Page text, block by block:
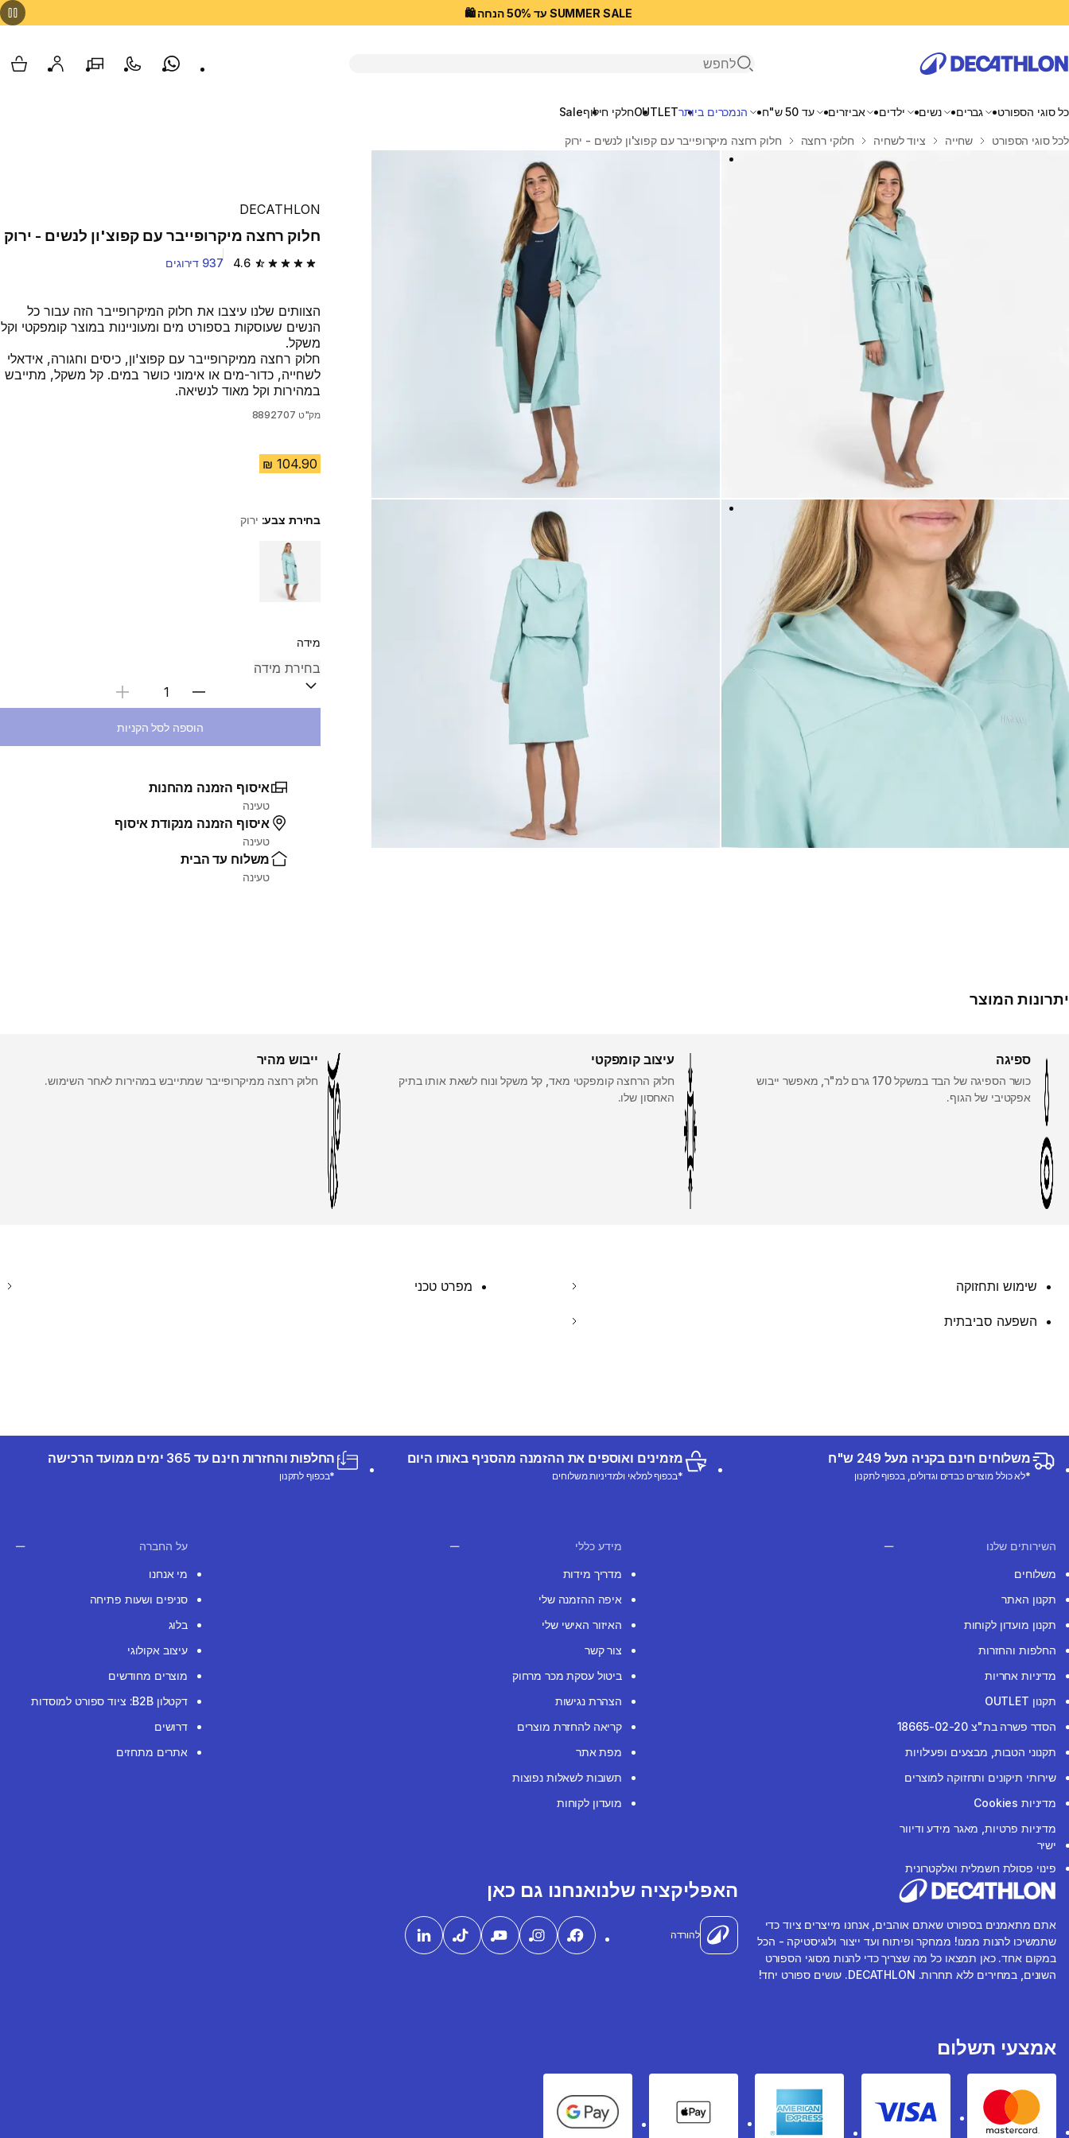
SUMMER SALE עד 50% הנחה 🛍️
פתיחת חיפוש
Whatsappצור קשרהסניפים שלנוהחשבון שלי
כל סוגי הספורט גברים נשים ילדים אביזרים עד 50 ש"ח הנמכרים ביותרOUTLETחלקי חילוףSale
בית
לכל סוגי הספורט שחייה ציוד לשחיה חלוקי רחצה חלוק רחצה מיקרופייבר עם קפוצ'ון לנשים - ירוק
DECATHLON
חלוק רחצה מיקרופייבר עם קפוצ'ון לנשים - ירוק
4.6 4.6 out of 5 stars from 937 reviews 937 דירוגים
הצוותים שלנו עיצבו את חלוק המיקרופייבר הזה עבור כל
הנשים שעוסקות בספורט מים ומעוניינות במוצר קומפקטי וקל
משקל.
חלוק רחצה ממיקרופייבר עם קפוצ'ון, כיסים וחגורה, אידאלי
לשחייה, כדור-מים או אימוני כושר במים. קל משקל, מתייבש
במהירות וקל מאוד לנשיאה.
מק"ט 8892707
בחירת צבע: ירוק
Choose a variant
מידה
בחירת כמות
הוספה לסל הקניות
איסוף הזמנה מהחנות
טעינה
איסוף הזמנה מנקודת איסוף
טעינה
משלוח עד הבית
טעינה
יתרונות המוצר
ספיגה
כושר הספיגה של הבד במשקל 170 גרם למ"ר, מאפשר ייבוש
אפקטיבי של הגוף.
עיצוב קומפקטי
חלוק הרחצה קומפקטי מאד, קל משקל ונוח לשאת אותו בתיק
האחסון שלו.
ייבוש מהיר
חלוק רחצה ממיקרופייבר שמתייבש במהירות לאחר השימוש.
שימוש ותחזוקה מפרט טכני
השפעה סביבתית
משלוחים חינם בקניה מעל 249 ש"ח
*לא כולל מוצרים כבדים וגדולים, בכפוף לתקנון
מזמינים ואוספים את ההזמנה מהסניף באותו היום
*בכפוף למלאי ולמדיניות משלוחים
החלפות והחזרות חינם עד 365 ימים ממועד הרכישה
*בכפוף לתקנון
השירותים שלנו
משלוחים
תקנון האתר
תקנון מועדון לקוחות
החלפות והחזרות
מדיניות אחריות
תקנון OUTLET
הסדר פשרה בת"צ 18665-02-20
תקנוני הטבות, מבצעים ופעילויות
שירותי תיקונים ותחזוקה למוצרים
מדיניות Cookies
מדיניות פרטיות, מאגר מידע ודיוור
ישיר
פינוי פסולת חשמלית ואלקטרונית
מידע כללי
מדריך מידות
איפה ההזמנה שלי
האיזור האישי שלי
צור קשר
ביטול עסקת מכר מרחוק
הצהרת נגישות
קריאה להחזרת מוצרים
מפת אתר
תשובות לשאלות נפוצות
מועדון לקוחות
על החברה
מי אנחנו
סניפים ושעות פתיחה
בלוג
עיצוב אקולוגי
מוצרים מחודשים
דקטלון B2B: ציוד ספורט למוסדות
דרושים
אתרים מתחזים
אתם מתאמנים בספורט שאתם אוהבים, אנחנו מייצרים ציוד כדי
שתמשיכו להנות ממנו! ממחקר ופיתוח ועד ייצור ולוגיסטיקה - הכל
במקום אחד. כאן תמצאו כל מה שצריך כדי להנות מסוגי הספורט
השונים, במחירים ללא תחרות. DECATHLON. עושים ספורט יחד!
האפליקציה שלנו
להורדה
אנחנו גם כאן
אמצעי תשלום
Mastercard
Visa
American express
Apple Pay
Google Pay